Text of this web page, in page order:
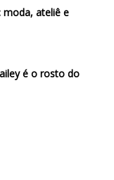
moda, ateliê e
é o rosto do